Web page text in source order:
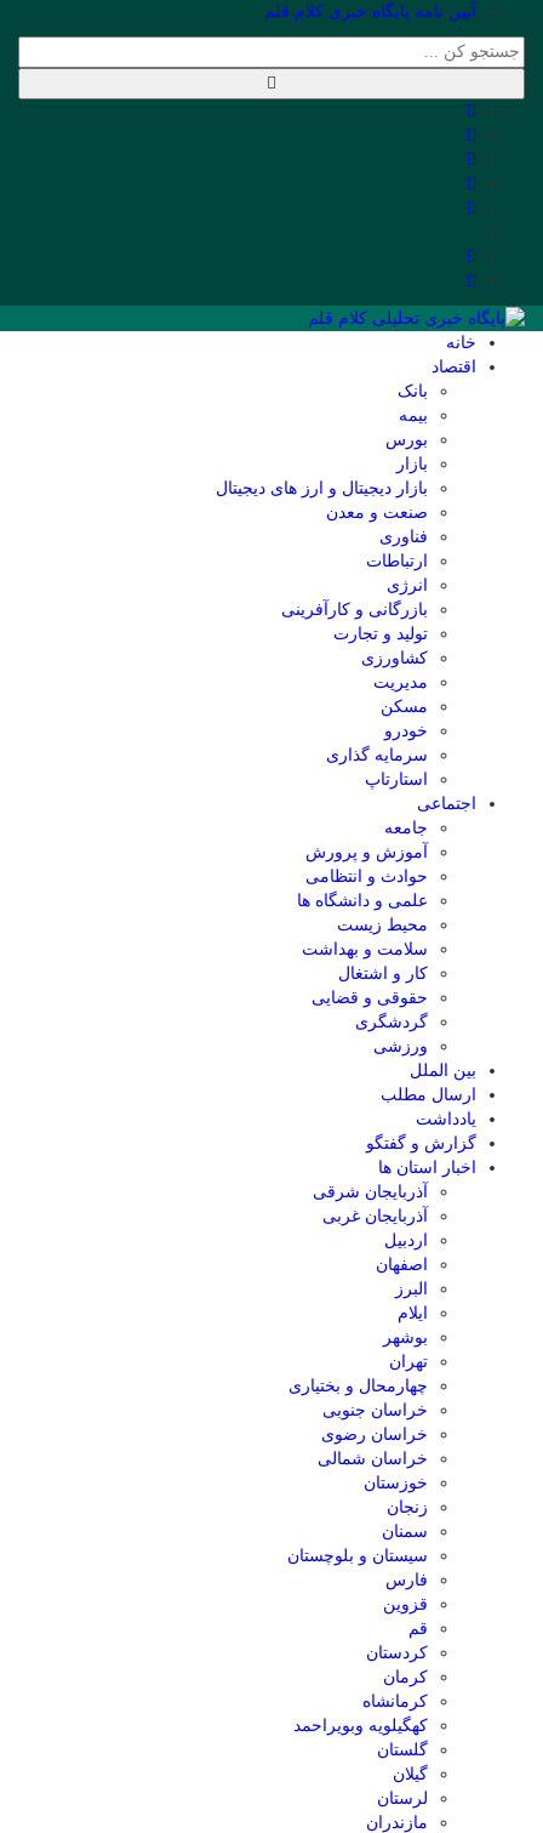
آیین نامه پایگاه خبری کلام قلم
خانه
اقتصاد
بانک
بیمه
بورس
بازار
بازار دیجیتال و ارز های دیجیتال
صنعت و معدن
فناوری
ارتباطات
انرژی
بازرگانی و کارآفرینی
تولید و تجارت
کشاورزی
مدیریت
مسکن
خودرو
سرمایه گذاری
استارتاپ
اجتماعی
جامعه
آموزش و پرورش
حوادث و انتظامی
علمی و دانشگاه ها
محیط زیست
سلامت و بهداشت
کار و اشتغال
حقوقی و قضایی
گردشگری
ورزشی
بین الملل
ارسال مطلب
یادداشت
گزارش و گفتگو
اخبار استان ها
آذربایجان شرقی
آذربایجان غربی
اردبیل
اصفهان
البرز
ایلام
بوشهر
تهران
چهارمحال و بختیاری
خراسان جنوبی
خراسان رضوی
خراسان شمالی
خوزستان
زنجان
سمنان
سیستان و بلوچستان
فارس
قزوین
قم
کردستان
کرمان
کرمانشاه
کهگیلویه وبویراحمد
گلستان
گیلان
لرستان
مازندران